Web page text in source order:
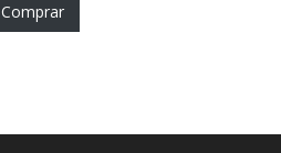
Comprar